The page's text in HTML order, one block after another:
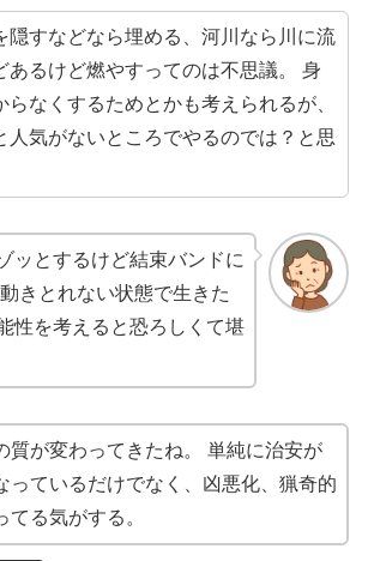
隠すなどなら埋める、河川なら川に流
あるけど燃やすってのは不思議。 身
らなくするためとかも考えられるが、
人気がないところでやるのでは？と思
ッとするけど結束バンドに
きとれない状態で生きた
性を考えると恐ろしくて堪
質が変わってきたね。 単純に治安が
っているだけでなく、凶悪化、猟奇的
てる気がする。